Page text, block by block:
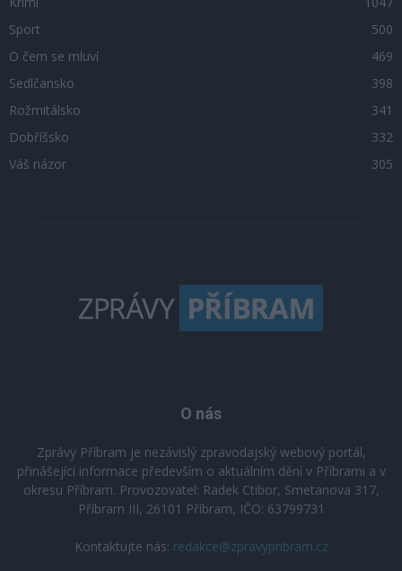
Sport
500
O čem se mluví
469
Sedlčansko
398
Rožmitálsko
341
Dobříšsko
332
Váš názor
305
O nás
Zprávy Příbram je nezávislý zpravodajský webový portál,
přinášející informace především o aktuálním dění v Příbrami a v
okresu Příbram. Provozovatel: Radek Ctibor, Smetanova 317,
Příbram III, 26101 Příbram, IČO: 63799731
Kontaktujte nás: redakce@zpravypribram.cz